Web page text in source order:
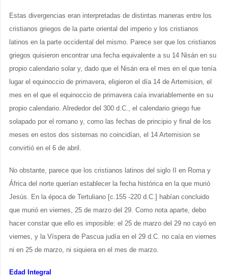
Estas divergencias eran interpretadas de distintas maneras entre los
cristianos griegos de la parte oriental del imperio y los cristianos
latinos en la parte occidental del mismo. Parece ser que los cristianos
griegos quisieron encontrar una fecha equivalente a su 14 Nisán en su
propio calendario solar y, dado que el Nisán era el mes en el que tenía
lugar el equinoccio de primavera, eligieron el día 14 de Artemision, el
mes en el que el equinoccio de primavera caía invariablemente en su
propio calendario. Alrededor del 300 d.C., el calendario griego fue
solapado por el romano y, como las fechas de principio y final de los
meses en estos dos sistemas no coincidían, el 14 Artemision se
convirtió en el 6 de abril.
No obstante, parece que los cristianos latinos del siglo II en Roma y
África del norte querían establecer la fecha histórica en la que murió
Jesús. En la época de Tertuliano [c.155 -220 d.C.] habían concluido
que murió en viernes, 25 de marzo del 29. Como nota aparte, debo
hacer constar que ello es imposible: el 25 de marzo del 29 no cayó en
viernes, y la Víspera de Pascua judía en el 29 d.C. no caía en viernes
ni en 25 de marzo, ni siquiera en el mes de marzo.
Edad Integral